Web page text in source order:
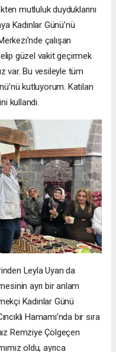
mutluluk duyduklarını
Kadınlar Günü’nü
çalışan
güzel vakit geçirmek
var. Bu vesileyle tüm
kutluyorum. Katılan
kullandı.
Leyla Uyan da
ayrı bir anlam
Kadınlar Günü
Hamamı’nda bir sıra
Remziye Çölgeçen
oldu, ayrıca